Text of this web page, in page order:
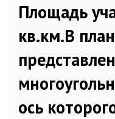
Площадь
кв.км.В
ось